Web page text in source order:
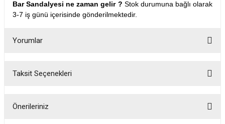
Bar Sandalyesi ne zaman gelir ? Stok durumuna bağlı olarak
3-7 iş günü içerisinde gönderilmektedir.
Yorumlar
Bu ürüne ilk yorumu siz yapın!
Taksit Seçenekleri
Önerileriniz